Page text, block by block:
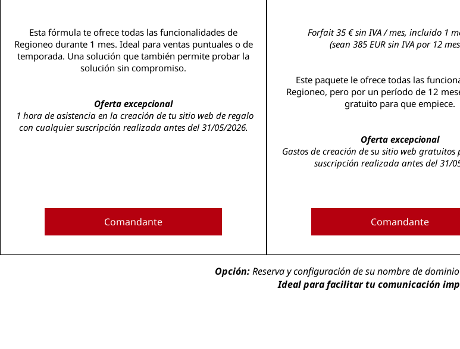
Esta fórmula te ofrece todas las funcionalidades de
Regioneo durante 1 mes. Ideal para ventas puntuales o de
temporada. Una solución que también permite probar la
solución sin compromiso.
Oferta excepcional
1 hora de asistencia en la creación de tu sitio web de regalo
con cualquier suscripción realizada antes del 31/05/2026.
Comandante
Forfait 35 € sin IVA / mes, incluido 1
(sean 385 EUR sin IVA por 12
Este paquete le ofrece todas las
Regioneo, pero por un período de 12
gratuito para que empiece.
Oferta excepcional
Gastos de creación de su sitio web
suscripción realizada antes del 31/
Comandante
Opción:Reserva y configuración de su nombre de
Ideal para facilitar tu comunicación